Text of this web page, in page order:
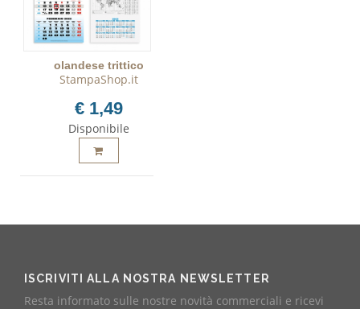
olandese trittico
StampaShop.it
€ 1,49
Disponibile
ISCRIVITI ALLA NOSTRA NEWSLETTER
Resta informato sulle nostre novità commerciali e ricevi